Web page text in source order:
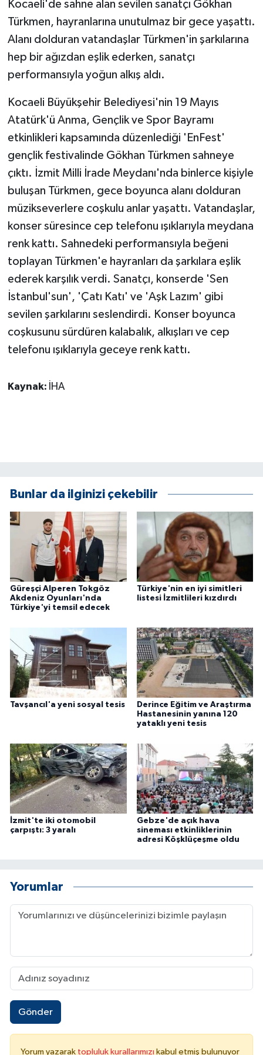
Kocaeli'de sahne alan sevilen sanatçı Gökhan
Türkmen, hayranlarına unutulmaz bir gece yaşattı.
Alanı dolduran vatandaşlar Türkmen'in şarkılarına
hep bir ağızdan eşlik ederken, sanatçı
performansıyla yoğun alkış aldı.
Kocaeli Büyükşehir Belediyesi'nin 19 Mayıs
Atatürk'ü Anma, Gençlik ve Spor Bayramı
etkinlikleri kapsamında düzenlediği 'EnFest'
gençlik festivalinde Gökhan Türkmen sahneye
çıktı. İzmit Milli İrade Meydanı'nda binlerce kişiyle
buluşan Türkmen, gece boyunca alanı dolduran
müzikseverlere coşkulu anlar yaşattı. Vatandaşlar,
konser süresince cep telefonu ışıklarıyla meydana
renk kattı. Sahnedeki performansıyla beğeni
toplayan Türkmen'e hayranları da şarkılara eşlik
ederek karşılık verdi. Sanatçı, konserde 'Sen
İstanbul'sun', 'Çatı Katı' ve 'Aşk Lazım' gibi
sevilen şarkılarını seslendirdi. Konser boyunca
coşkusunu sürdüren kalabalık, alkışları ve cep
telefonu ışıklarıyla geceye renk kattı.
Kaynak: İHA
Bunlar da ilginizi çekebilir
Güreşçi Alperen Tokgöz
Akdeniz Oyunları'nda
Türkiye'yi temsil edecek
Türkiye'nin en iyi simitleri
listesi İzmitlileri kızdırdı
Tavşancıl'a yeni sosyal tesis
Derince Eğitim ve Araştırma
Hastanesinin yanına 120
yataklı yeni tesis
İzmit'te iki otomobil
çarpıştı: 3 yaralı
Gebze'de açık hava
sineması etkinliklerinin
adresi Köşklüçeşme oldu
Yorumlar
Gönder
Yorum yazarak topluluk kurallarımızı kabul etmiş bulunuyor
GENEL
GÜNDEM
HABERDE İNSAN
İş Dünyası
Jandarma
Kadın
KÜLTÜR SANAT
MAGAZİN
Otomobil
POLİTİKA
Sağlık
ÜLKE GÜNDEMİ
YAŞAM
YEREL
Yerel Haberler